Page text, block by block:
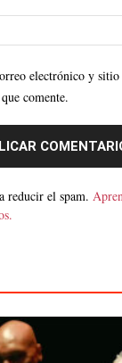
electrónico y sitio
comente.
reducir el spam.